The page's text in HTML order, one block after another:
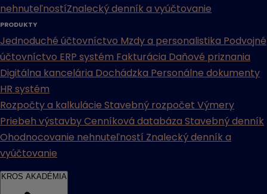
nehnuteľnostíZnalecký denník a vyúčtovanie
PRODUKTY
Jednoduché účtovníctvo Mzdy a personalistika Podvojné
účtovníctvo ERP systém Fakturácia Daňové priznania
Digitálna kancelária Dochádzka Personálne dokumenty
HR systém
Rozpočty a kalkulácie Stavebný rozpočet Výmery
Priebeh výstavbyCenníková databáza Stavebný denník
Ohodnocovanie nehnuteľností Znalecký denník a
vyúčtovanie
KROS AKADÉMIA